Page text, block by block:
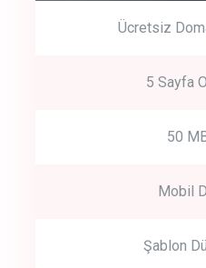
Ücretsiz
5 Sayfa
50
Mobil
Şablon